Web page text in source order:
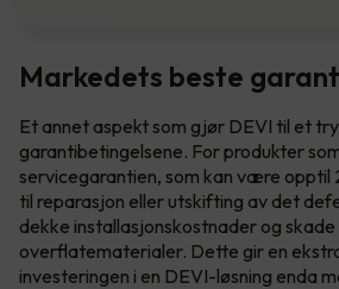
Markedets beste
Et annet aspekt som gjør DEVI til et
garantibetingelsene. For produkter
servicegarantien, som kan være opptil
til reparasjon eller utskifting av det
dekke installasjonskostnader og
overflatematerialer. Dette gir en
investeringen i en DEVI-løsning enda